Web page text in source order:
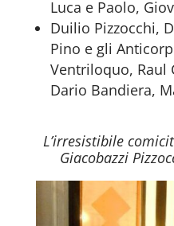
Luca e Paolo,
Duilio Pizzocchi,
Pino e gli
Ventriloquo, Raul
Dario Bandiera,
L’irresistibile
Giacobazzi